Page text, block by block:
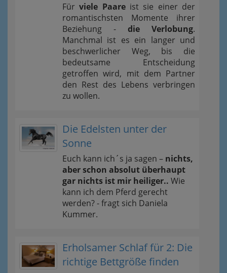
Fürviele Paareist sie einer der
romantischsten Momente ihrer
Beziehung - die Verlobung.
Manchmal ist es ein langer und
beschwerlicher Weg, bis die
bedeutsame Entscheidung
getroffen wird, mit dem Partner
den Rest des Lebens verbringen
zu wollen.
Die Edelsten unter der
Sonne
Euch kann ich´s ja sagen – nichts,
aber schon absolut überhaupt
gar nichts ist mir heiliger.. Wie
kann ich dem Pferd gerecht
werden? - fragt sich Daniela
Kummer.
Erholsamer Schlaf für 2: Die
richtige Bettgröße finden